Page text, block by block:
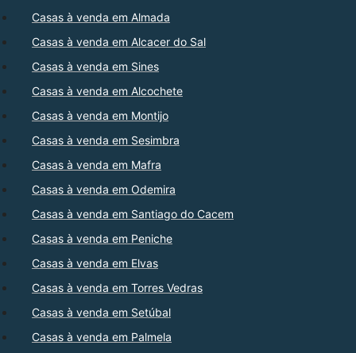
Casas à venda em Almada
Casas à venda em Alcacer do Sal
Casas à venda em Sines
Casas à venda em Alcochete
Casas à venda em Montijo
Casas à venda em Sesimbra
Casas à venda em Mafra
Casas à venda em Odemira
Casas à venda em Santiago do Cacem
Casas à venda em Peniche
Casas à venda em Elvas
Casas à venda em Torres Vedras
Casas à venda em Setúbal
Casas à venda em Palmela